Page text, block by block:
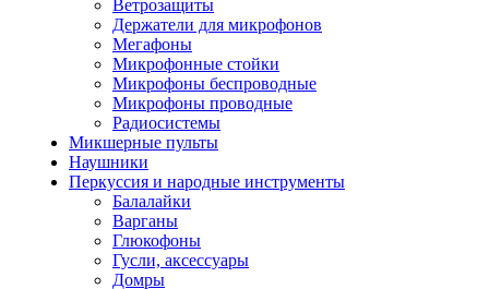
Ветрозащиты
Держатели для микрофонов
Мегафоны
Микрофонные стойки
Микрофоны беспроводные
Микрофоны проводные
Радиосистемы
Микшерные пульты
Наушники
Перкуссия и народные инструменты
Балалайки
Варганы
Глюкофоны
Гусли, аксессуары
Домры